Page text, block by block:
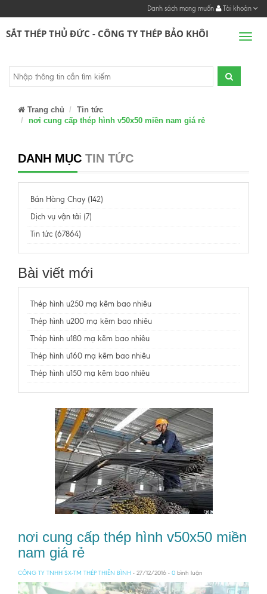
Danh sách mong muốn Tài khoản
SẮT THÉP THỦ ĐỨC - CÔNG TY THÉP BẢO KHÔI
Trang chủ
Tin tức
nơi cung cấp thép hình v50x50 miền nam giá rẻ
DANH MỤC TIN TỨC
Bán Hàng Chạy (142)
Dịch vụ vận tải (7)
Tin tức (67864)
Bài viết mới
Thép hình u250 mạ kẽm bao nhiêu
Thép hình u200 mạ kẽm bao nhiêu
Thép hình u180 mạ kẽm bao nhiêu
Thép hình u160 mạ kẽm bao nhiêu
Thép hình u150 mạ kẽm bao nhiêu
nơi cung cấp thép hình v50x50 miền
nam giá rẻ
CÔNG TY TNHH SX-TM THÉP THIÊN BÌNH - 27/12/2016 - 0 bình luận